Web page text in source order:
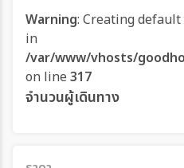
Warning: Creating
in
/var/www/vhosts/
on line 317
จำนวนผู้เดินทาง